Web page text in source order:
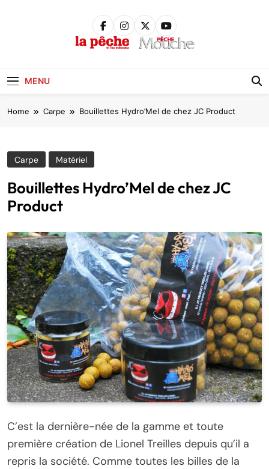
MENU
Home Carpe Bouillettes Hydro’Mel de chez JC Product
Carpe Matériel
Bouillettes Hydro’Mel de chez JC
Product
C’est la dernière-née de la gamme et toute
première création de Lionel Treilles depuis qu’il a
repris la société. Comme toutes les billes de la